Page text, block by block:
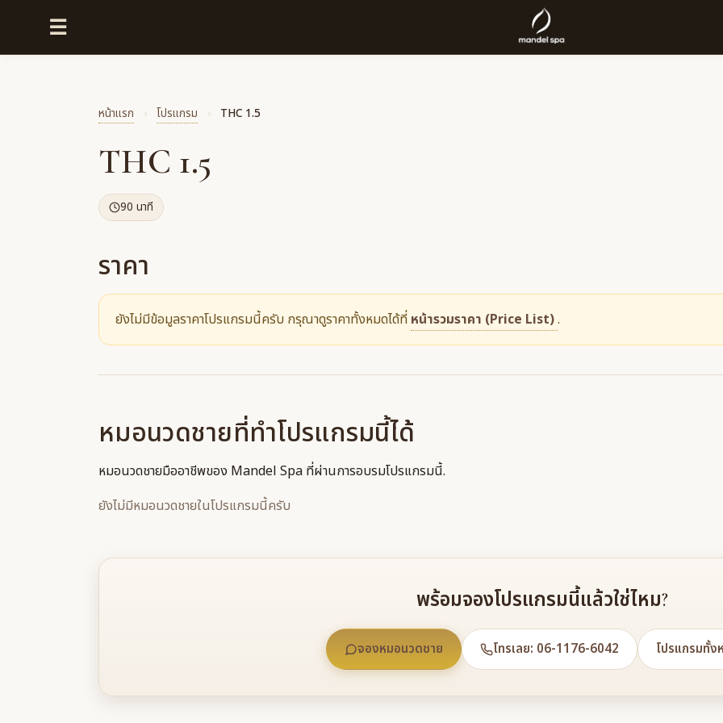
☰
หน้าแรก › โปรแกรม › THC 1.5
THC 1.5
90 นาที
ราคา
ยังไม่มีข้อมูลราคาโปรแกรมนี้ครับ กรุณาดูราคาทั้งหมดได้ที่ หน้ารวมราคา (Price List).
หมอนวดชายที่ทำโปรแกรมนี้ได้
หมอนวดชายมืออาชีพของ Mandel Spa ที่ผ่านการอบรมโปรแกรมนี้.
ยังไม่มีหมอนวดชายในโปรแกรมนี้ครับ
พร้อมจองโปรแกรมนี้แล้วใช่ไหม?
จองหมอนวดชาย โทรเลย: 06-1176-6042 โปรแกรมทั้ง